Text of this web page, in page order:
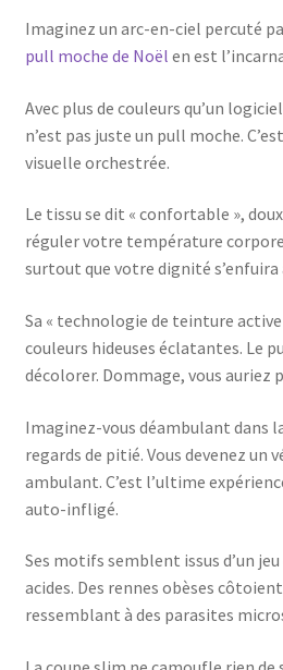
Imaginez un arc-en-ciel percuté
pull moche de Noël en est
Avec plus de couleurs qu’un
n’est pas juste un pull moche.
visuelle orchestrée.
Le tissu se dit « confortable »,
réguler votre température
surtout que votre dignité
Sa « technologie de teinture
couleurs hideuses éclatantes. Le
décolorer. Dommage, vous auriez
Imaginez-vous déambulant dans
regards de pitié. Vous devenez un
ambulant. C’est l’ultime
auto-infligé.
Ses motifs semblent issus d’un jeu
acides. Des rennes obèses
ressemblant à des parasites